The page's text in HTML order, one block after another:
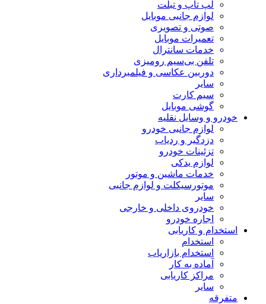
لپ تاپ و تبلت
لوازم جانبی موبایل
صوتی و تصویری
تعمیرات موبایل
خدمات سانترال
تلفن بی‌سیم رومیزی
دوربین عکاسی و فیلمبرداری
سایر
سیم کارت
گوشی موبایل
خودرو و وسایل نقلیه
لوازم جانبی خودرو
دزدگیر و ردیاب
تزئینات خودرو
لوازم یدکی
خدمات ماشین و موتور
موتورسیکلت و لوازم جانبی
سایر
خودروی داخلی و خارجی
اجاره خودرو
استخدام و کاریابی
استخدام
استخدام بازاریاب
آماده به کار
مراکز کاریابی
سایر
متفرقه